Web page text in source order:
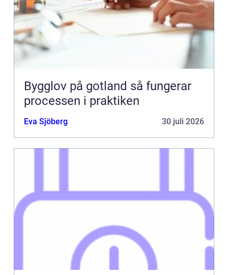
Bygglov på gotland så fungerar
processen i praktiken
Eva Sjöberg 30 juli 2026